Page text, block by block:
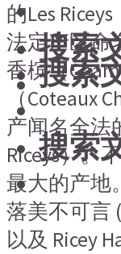
搜索
搜索
搜索
的Les
法定产区命
香槟（
（Coteaux
产闻名全法
Riceys）。
最大的产地
落美不可言
以及 Ricey